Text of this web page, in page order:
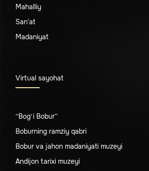
Mahalliy
San'at
Madaniyat
Virtual sayohat
“Bog‘i Bobur”
Boburning ramziy qabri
Bobur va jahon madaniyati muzeyi
Andijon tarixi muzeyi